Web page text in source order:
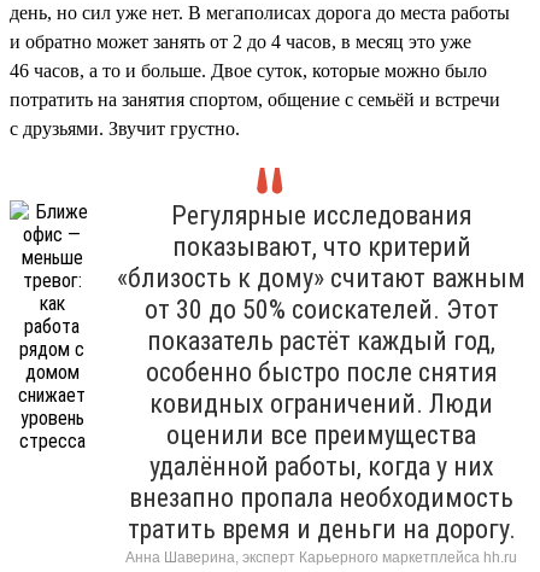
день, но сил уже нет. В мегаполисах дорога до места работы
и обратно может занять от 2 до 4 часов, в месяц это уже
46 часов, а то и больше. Двое суток, которые можно было
потратить на занятия спортом, общение с семьёй и встречи
с друзьями. Звучит грустно.
Регулярные исследования
показывают, что критерий
«близость к дому» считают важным
от 30 до 50% соискателей. Этот
показатель растёт каждый год,
особенно быстро после снятия
ковидных ограничений. Люди
оценили все преимущества
удалённой работы, когда у них
внезапно пропала необходимость
тратить время и деньги на дорогу.
Анна Шаверина, эксперт Карьерного маркетплейса hh.ru